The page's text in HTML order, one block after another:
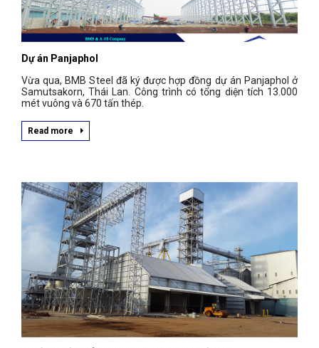
Dự án Panjaphol
Vừa qua, BMB Steel đã ký được hợp đồng dự án Panjaphol ở
Samutsakorn, Thái Lan. Công trình có tổng diện tích 13.000
mét vuông và 670 tấn thép.
Read more